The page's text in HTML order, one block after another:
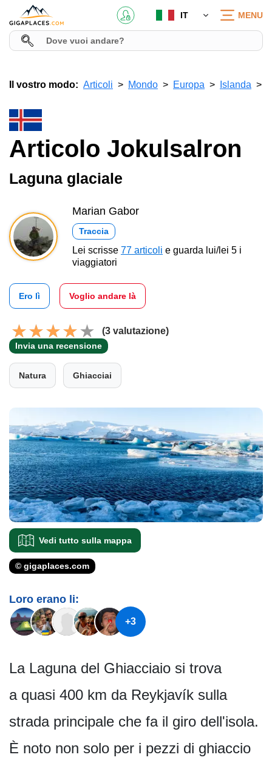
IT MENU
Il vostro modo: Articoli Mondo Europa Islanda
Articolo Jokulsalron
Laguna glaciale
Marian Gabor
Traccia
Lei scrisse 77 articoli e guarda lui/lei 5 i
viaggiatori
Ero lì Voglio andare là
(3 valutazione)
Invia una recensione
Natura Ghiacciai
Vedi tutto sulla mappa
© gigaplaces.com
Loro erano li:
+3
La Laguna del Ghiacciaio si trova
a quasi 400 km da Reykjavík sulla
strada principale che fa il giro dell'isola.
È noto non solo per i pezzi di ghiaccio